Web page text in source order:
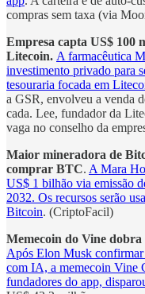
compras sem taxa (via
Empresa capta US$ 100
Litecoin. A farmacêutica
investimento privado para
tesouraria focada em
a GSR, envolveu a venda
cada. Lee, fundador da
vaga no conselho da
Maior mineradora de
comprar BTC. A Mara
US$ 1 bilhão via emissão
2032. Os recursos serão
Bitcoin. (CriptoFacil)
Memecoin do Vine
Após Elon Musk confirmar
com IA, a memecoin Vine
fundadores do app,